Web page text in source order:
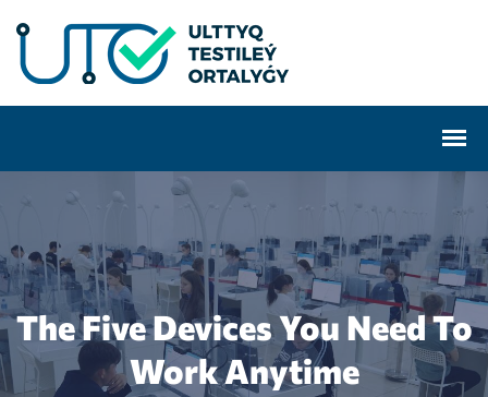
The Five Devices You Need To
Work Anytime